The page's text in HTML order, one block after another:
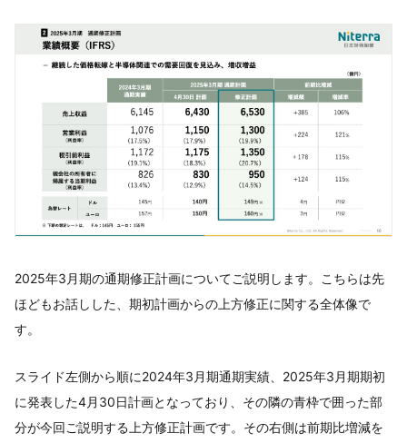
2025年3月期の通期修正計画についてご説明します。こちらは先
ほどもお話しした、期初計画からの上方修正に関する全体像で
す。
スライド左側から順に2024年3月期通期実績、2025年3月期期初
に発表した4月30日計画となっており、その隣の青枠で囲った部
分が今回ご説明する上方修正計画です。その右側は前期比増減を